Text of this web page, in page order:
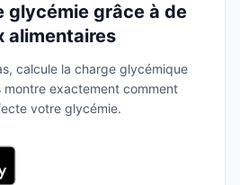
glycémie grâce à de
alimentaires
calcule la charge glycémique
exactement comment
votre glycémie.